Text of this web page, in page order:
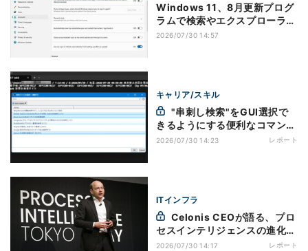
Windows 11、8月更新プログ
ラムで検索やエクスプローラー
など多数改善へ
2026/07/30 14:57
キャリア/スキル
きるようにする便利なコマンド
レット「Out-GridView」を使
2026/07/30 14:23 レポート
ITインフラ
セスインテリジェンスの進化と
エンタープライズAI -
2026/07/30 14:17 レポート